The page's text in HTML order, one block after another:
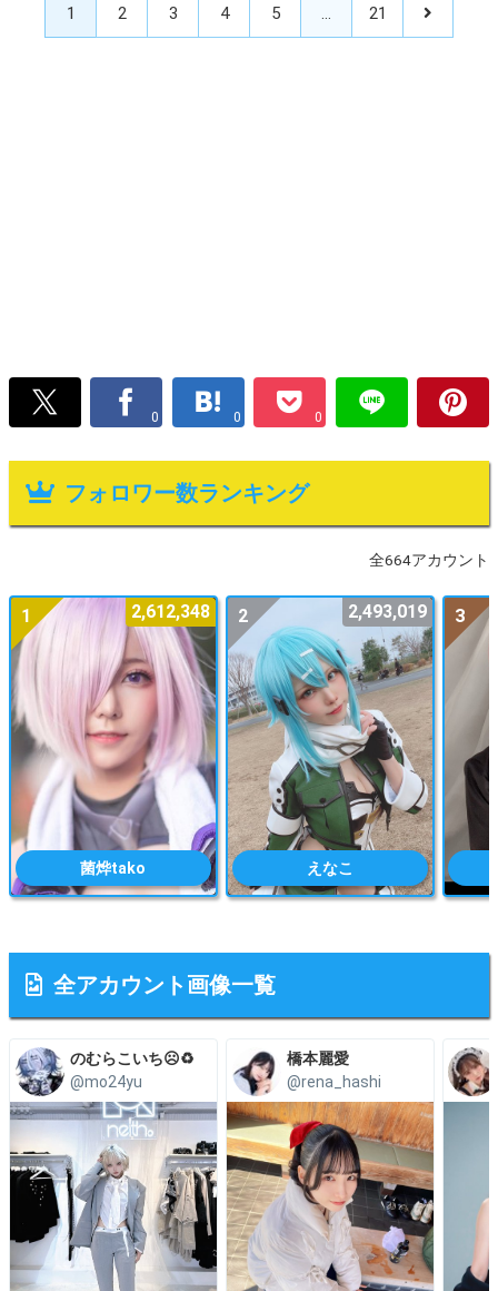
1 2 3 4 5 … 21
0 0 0
フォロワー数ランキング
全664アカウント
菌烨tako
1 2,612,348
えなこ
2 2,493,019 3
全アカウント画像一覧
のむらこいち☹️♻️
@mo24yu
橋本麗愛
@rena_hashi